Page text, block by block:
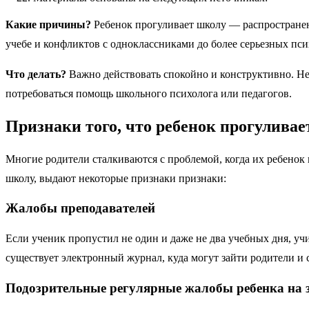
Какие причины? Ребенок прогуливает школу —
учебе и конфликтов с одноклассниками до более серьезных
Что делать? Важно действовать спокойно и конструктивно.
потребоваться помощь школьного психолога или педагогов.
Признаки того, что ребенок
Многие родители сталкиваются с проблемой, когда их
школу, выдают некоторые признаки признаки:
Жалобы преподавателей
Если ученик пропустил не один и даже не два учебных дня,
существует электронный журнал, куда могут зайти родители
Подозрительные регулярные жалобы ребенка на